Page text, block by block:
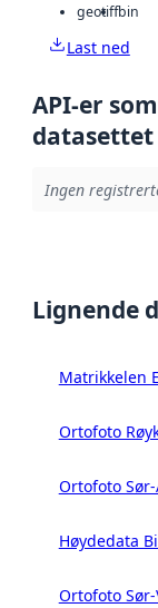
geotiffbin
Last ned
API-er
datasettet
Ingen
Lignende
Matrikkelen
Ortofoto
Ortofoto
Høydedata
Ortofoto